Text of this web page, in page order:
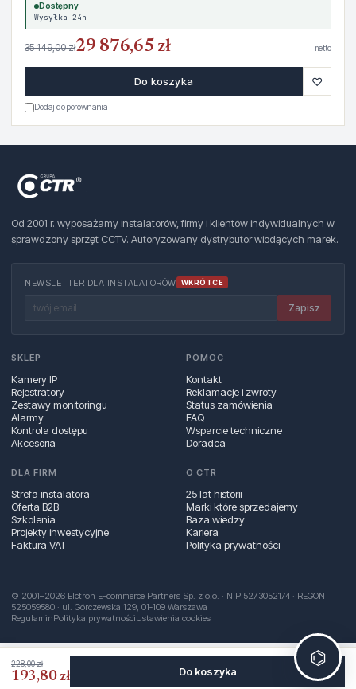
228,00 zł
193,80 zł Do koszyka
Dostępny
Wysyłka 24h
35 149,00 zł29 876,65 zł netto
Do koszyka ♡
Dodaj do porównania
Od 2001 r. wyposażamy instalatorów, firmy i klientów indywidualnych w
sprawdzony sprzęt CCTV. Autoryzowany dystrybutor wiodących marek.
NEWSLETTER DLA INSTALATORÓW WKRÓTCE
Zapisz
SKLEP
Kamery IP
Rejestratory
Zestawy monitoringu
Alarmy
Kontrola dostępu
Akcesoria
POMOC
Kontakt
Reklamacje i zwroty
Status zamówienia
FAQ
Wsparcie techniczne
Doradca
DLA FIRM
Strefa instalatora
Oferta B2B
Szkolenia
Projekty inwestycyjne
Faktura VAT
O CTR
25 lat historii
Marki które sprzedajemy
Baza wiedzy
Kariera
Polityka prywatności
© 2001–2026 Elctron E-commerce Partners Sp. z o.o. · NIP 5273052174 · REGON
525059580 · ul. Górczewska 129, 01‑109 Warszawa
RegulaminPolityka prywatnościUstawienia cookies
⌬